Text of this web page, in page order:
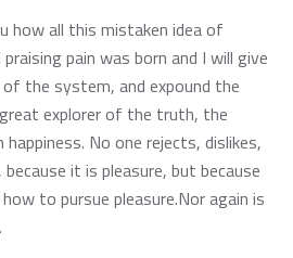
how all this mistaken idea of
pain was born and I will give
the system, and expound the
explorer of the truth, the
No one rejects, dislikes,
it is pleasure, but because
to pursue pleasure.Nor again is